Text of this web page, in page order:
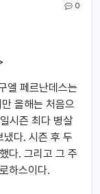
0
엘 페르난데스는
올해는 처음으
시즌 최다 병살
다. 시즌 후 두
다. 그리고 그 주
하스이다.